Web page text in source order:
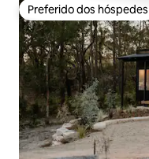
Preferido dos hóspedes
Preferido dos hóspedes